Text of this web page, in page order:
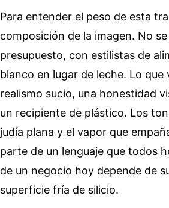
Para entender el peso de esta
composición de la imagen. No
presupuesto, con estilistas de
blanco en lugar de leche. Lo
realismo sucio, una honestidad
un recipiente de plástico. Los
judía plana y el vapor que
parte de un lenguaje que todos
de un negocio hoy depende de
superficie fría de silicio.